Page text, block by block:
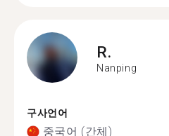
R.
Nanping
구사언어
중국어 (간체)